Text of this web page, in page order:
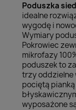
Poduszka
idealne
wygodę i
Wymiary
Pokrowiec
mikrofazy
poduszek to
trzy oddzielne
pociętą pianką
wyposażone